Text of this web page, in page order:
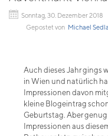
Sonntag, 30. Dezember 2018
Gepostet von Michael
Auch dieses Jahr gings
in Wien und natürlich
Impressionen davon
kleine Blogeintrag
Geburtstag. Aber
Impressionen aus